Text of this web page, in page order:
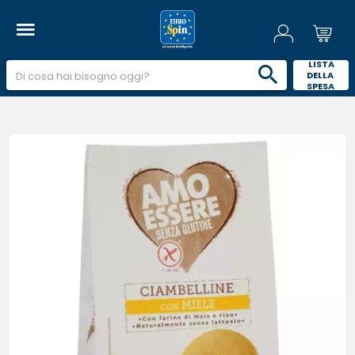
LISTA
DELLA
SPESA